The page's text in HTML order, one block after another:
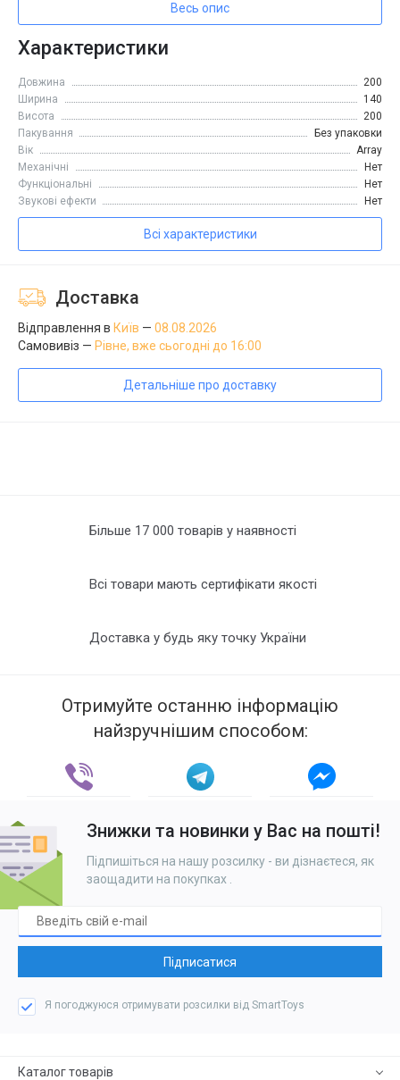
Весь опис
Характеристики
Довжина
200
Ширина
140
Висота
200
Пакування
Без упаковки
Вік
Array
Механічні
Нет
Функціональні
Нет
Звукові ефекти
Нет
Всi характеристики
Доставка
Відправлення в Київ — 08.08.2026
Самовивіз — Рівне, вже сьогодні до 16:00
Детальніше про доставку
Більше 17 000 товарів у наявності
Всі товари мають сертифікати якості
Доставка у будь яку точку України
Отримуйте останню інформацію
найзручнішим способом:
Знижки та новинки у Вас на пошті!
Підпишіться на нашу розсилку - ви дізнаєтеся, як
заощадити на покупках
Підписатися
Я погоджуюся отримувати розсилки від SmartToys
Каталог товарів